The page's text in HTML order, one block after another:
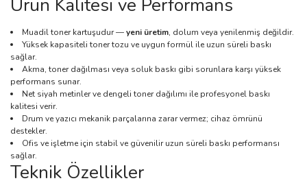
Ürün Kalitesi ve Performans
Muadil toner kartuşudur —yeni üretim, dolum veya yenilenmiş değildir.
Yüksek kapasiteli toner tozu ve uygun formül ile uzun süreli baskı
sağlar.
Akma, toner dağılması veya soluk baskı gibi sorunlara karşı yüksek
performans sunar.
Net siyah metinler ve dengeli toner dağılımı ile profesyonel baskı
kalitesi verir.
Drum ve yazıcı mekanik parçalarına zarar vermez; cihaz ömrünü
destekler.
Ofis ve işletme için stabil ve güvenilir uzun süreli baskı performansı
sağlar.
Teknik Özellikler